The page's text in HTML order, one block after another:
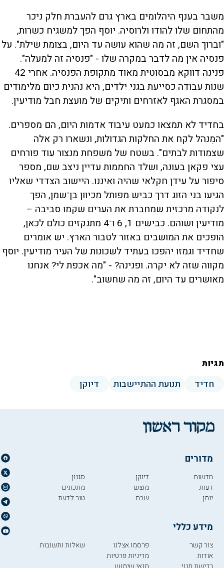
משבר בענף היהלומים בארץ גרם להעברת חלק ניכר
מהתחום שלו להודו ולרוסיה. יוסף הפך למשגיח כשרות,
"וברוך השם, זה מה שהוא עושה עד היום, בצומת שילת". על
פנסיה אין מה לדבר במקרה שלו - "פנסיה זה למעלה".
פנינה דווקא מבסוטית מאוד מתקופת הפנסיה. אחרי 42
שנות עבודה כסייעת בגני ילדים, היא נהנית כיום מלימודים
במסגרת האגף לאזרחים ותיקים של מועצת חבל מודיעין.
בחדיד לא תמצאו כמעט עיבוד אדמות היום, הם מספרים.
"המִנהל לקח את החלקות הגדולות, ונשארו רק אלה
שצמודות לבתים". בשטח של משפחת מנצור עוד פורחים
עצי פקאן בעונה, ושלד החממות עדיין ניצב שם, מספר
סיפור על עידן חקלאי שהיה ואיננו. היישוב הצדדי שאליו
הגיעו בני הזוג דרך כביש מפותל מכיוון בן־שמן, הפך
לנקודה מרכזית שמחברת את הערים שקמו סביבה –
מודיעין ושוהם. כבישים 1, 6 ו־4 מתנקזים כולם לכאן,
הופכים את המושבים באזור לטבור הארץ. יש אומרים
שחדיד וגמזו יהפכו בעתיד לשכונות של העיר מודיעין. יוסף
מקווה שזה לא יקרה. ופנינה? - "מה אכפת לי? אנחנו
מאושרים עד היום, זה מה שחשוב".
תגיות
חדיד תנועת ההתיישבות דיוקן
מדורים
חדשות
דעות
יומן
דיוקן
מוצש
שבת
סגנון
מתכונים
טוב לדעת
מידע כללי
צור קשר
אודות
פרסמו אצלנו
מדיניות פרטיות
שאלות ותשובות